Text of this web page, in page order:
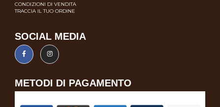
CONDIZIONI DI VENDITA
TRACCIA IL TUO ORDINE
SOCIAL MEDIA
METODI DI PAGAMENTO